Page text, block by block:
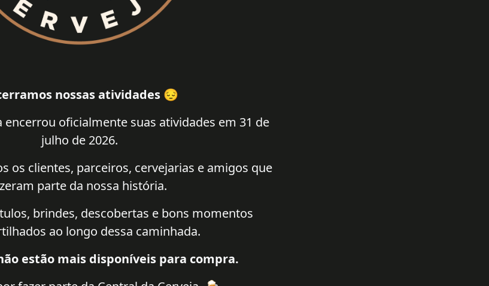
nossas atividades 😔
encerrou oficialmente suas atividades em 31 de
julho de 2026.
os clientes, parceiros, cervejarias e amigos que
parte da nossa história.
brindes, descobertas e bons momentos
ao longo dessa caminhada.
estão mais disponíveis para compra.